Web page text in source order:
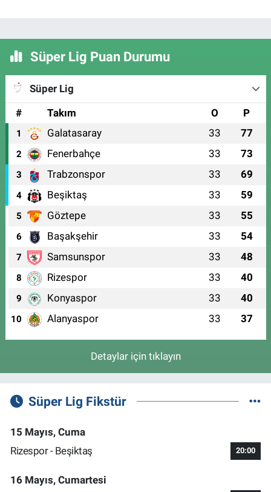
Süper Lig Puan Durumu
Süper Lig
#
Takım O P
1 Galatasaray 33 77
2 Fenerbahçe 33 73
3 Trabzonspor 33 69
4 Beşiktaş 33 59
5 Göztepe 33 55
6 Başakşehir 33 54
7 Samsunspor 33 48
8 Rizespor 33 40
9 Konyaspor 33 40
10 Alanyaspor 33 37
Detaylar için tıklayın
Süper Lig Fikstür
15 Mayıs, Cuma
Rizespor - Beşiktaş
20:00
16 Mayıs, Cumartesi